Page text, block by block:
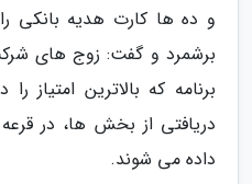
و ده ها کارت هدیه بانکی
برشمرد و گفت: زوج های
برنامه که بالاترین امتیاز
دریافتی از بخش ها، در
داده می شوند.